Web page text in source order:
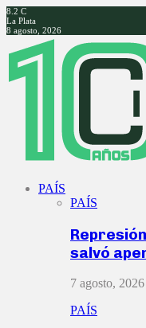
8.2 C
La Plata
8 agosto, 2026
Facebook
Twitter
Instagram
Youtube
PAÍS
PAÍS
salvó
7 agosto, 2026
PAÍS